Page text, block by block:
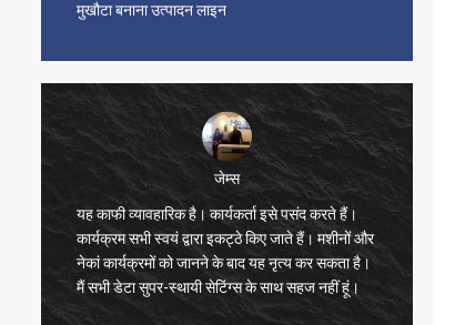
मुखौटा बनाना उत्पादन लाइन
जेम्स
यह काफी व्यावहारिक है। कार्यकर्ता इसे पसंद करते हैं।
कार्यक्रम सभी स्वयं द्वारा इकट्ठे किए जाते हैं। मशीनों और
नेकां कार्यक्रमों को जानने के बाद यह नृत्य कर सकता है।
मैं सभी डेटा सुपर-स्थायी सेटिंग्स के साथ सहज नहीं हूं।